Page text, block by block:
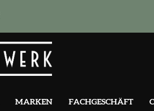
MARKEN FACHGESCHÄFT